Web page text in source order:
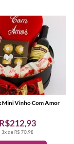
3x de R$ 70,98
R$212,93
Mini Vinho Com Amor